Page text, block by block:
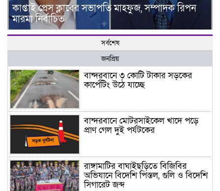
কাপ্তাই প্রেস ক্লাবের সভাপতি মাহফুজ, সম্পাদক রিপন
মারমা নির্বাচিত
সর্বশেষ
জনপ্রিয়
বান্দরবানে ৩ কোটি টাকার সড়কের
কার্পেটিং উঠে যাচ্ছে
বান্দরবানে মোটরসাইকেল খাদে পড়ে
প্রাণ গেল দুই পর্যটকের
রাঙ্গামাটির বাঘাইছড়িতে বিজিবির
অভিযানে বিদেশি পিস্তল, গুলি ও বিদেশি
সিগারেট জব্দ